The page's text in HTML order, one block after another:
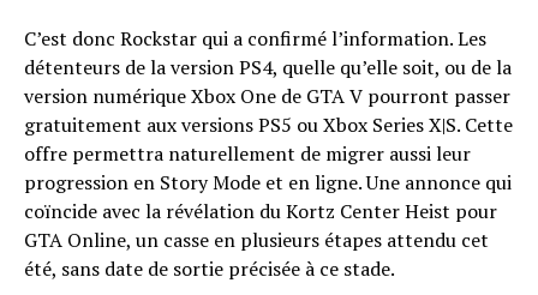
C’est donc Rockstar qui a confirmé l’information. Les
détenteurs de la version PS4, quelle qu’elle soit, ou de la
version numérique Xbox One de GTA V pourront passer
gratuitement aux versions PS5 ou Xbox Series X|S. Cette
offre permettra naturellement de migrer aussi leur
progression en Story Mode et en ligne. Une annonce qui
coïncide avec la révélation du Kortz Center Heist pour
GTA Online, un casse en plusieurs étapes attendu cet
été, sans date de sortie précisée à ce stade.